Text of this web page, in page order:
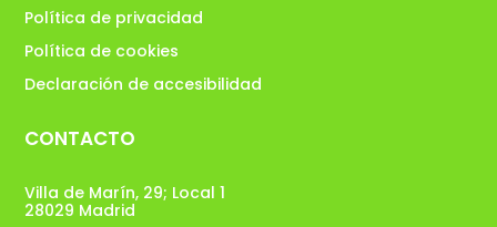
Política de privacidad
Política de cookies
Declaración de accesibilidad
CONTACTO
Villa de Marín, 29; Local 1
28029 Madrid